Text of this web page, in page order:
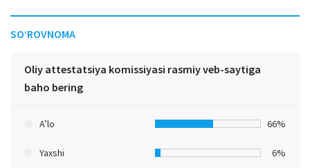
SO‘ROVNOMA
Oliy attestatsiya komissiyasi rasmiy veb-saytiga
baho bering
A’lo 66%
Yaxshi 6%